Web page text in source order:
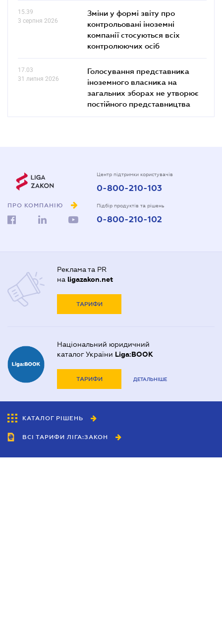
15.39
3 серпня 2026
Зміни у формі звіту про
контрольовані іноземні
компанії стосуються всіх
контролюючих осіб
17.03
31 липня 2026
Голосування представника
іноземного власника на
загальних зборах не утворює
постійного представництва
ПРО КОМПАНІЮ
Центр підтримки користувачів
0-800-210-103
Підбір продуктів та рішень
0-800-210-102
Реклама та PR
на ligazakon.net
ТАРИФИ
Національний юридичний
каталог України Liga:BOOK
ТАРИФИ ДЕТАЛЬНІШЕ
КАТАЛОГ РІШЕНЬ
ВСІ ТАРИФИ ЛІГА:ЗАКОН